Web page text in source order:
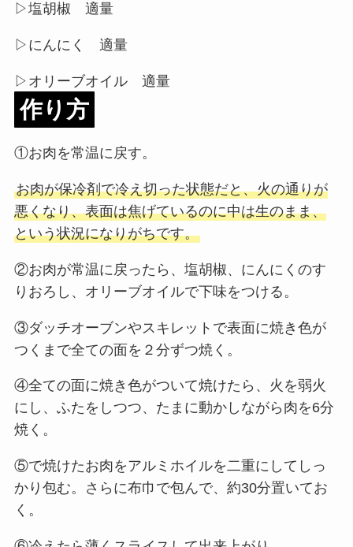
▷塩胡椒 適量
▷にんにく 適量
▷オリーブオイル 適量
作り方
①お肉を常温に戻す。
お肉が保冷剤で冷え切った状態だと、火の通りが
悪くなり、表面は焦げているのに中は生のまま、
という状況になりがちです。
②お肉が常温に戻ったら、塩胡椒、にんにくのす
りおろし、オリーブオイルで下味をつける。
③ダッチオーブンやスキレットで表面に焼き色が
つくまで全ての面を２分ずつ焼く。
④全ての面に焼き色がついて焼けたら、火を弱火
にし、ふたをしつつ、たまに動かしながら肉を6分
焼く。
⑤で焼けたお肉をアルミホイルを二重にしてしっ
かり包む。さらに布巾で包んで、約30分置いてお
く。